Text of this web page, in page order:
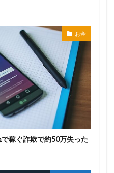
お金
稼ぐ詐欺で約50万失った